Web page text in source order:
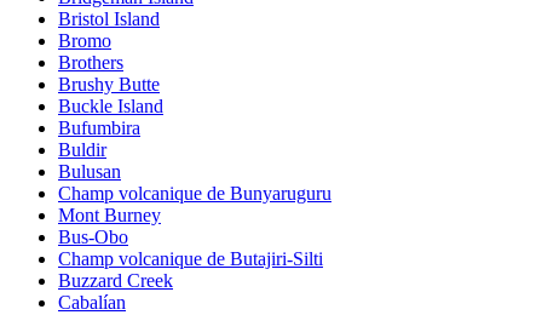
Bristol Island
Bromo
Brothers
Brushy Butte
Buckle Island
Bufumbira
Buldir
Bulusan
Champ volcanique de Bunyaruguru
Mont Burney
Bus-Obo
Champ volcanique de Butajiri-Silti
Buzzard Creek
Cabalían